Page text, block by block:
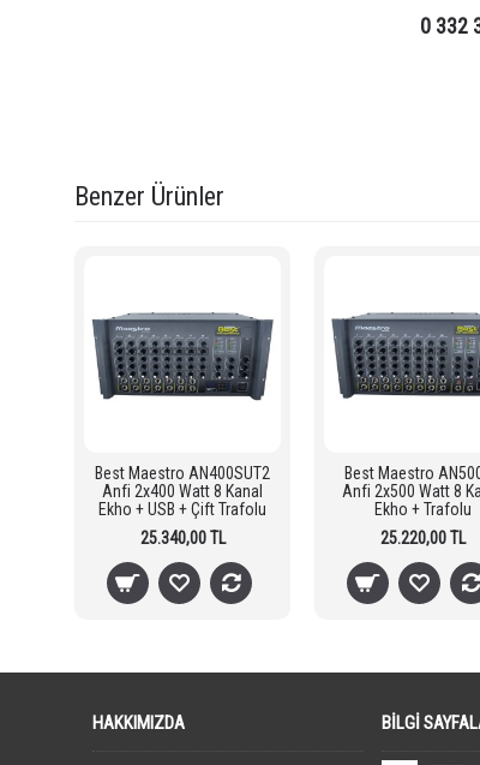
0 332
Benzer Ürünler
Best Maestro AN400SUT2
Anfi 2x400 Watt 8 Kanal
Ekho + USB + Çift Trafolu
25.340,00 TL
Best Maestro
Anfi 2x500 Watt 8
Ekho + Trafolu
25.220,00 TL
HAKKIMIZDA BILGI